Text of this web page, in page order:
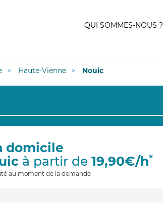
QUI SOMMES-NOUS ?
Haute-Vienne Nouic
domicile
à partir de 19,90€/h*
au moment de la demande